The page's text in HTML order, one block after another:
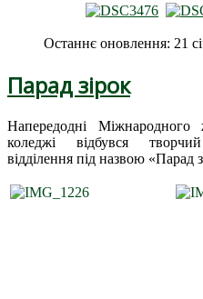
Останнє оновлення: 21
Парад зірок
Напередодні
коледжі відбувся
відділення під назвою «Парад